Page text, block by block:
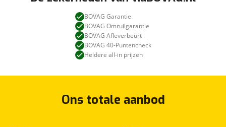
BOVAG Garantie
BOVAG Omruilgarantie
BOVAG Afleverbeurt
BOVAG 40-Puntencheck
Heldere all-in prijzen
Ons totale aanbod